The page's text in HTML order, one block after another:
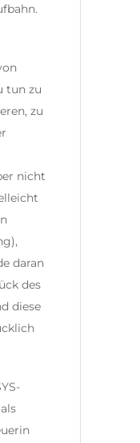
tun zu
zu
nicht
daran
des
diese